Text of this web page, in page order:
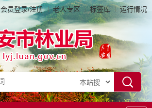
会员登录/注册 老人专区 标签库 运行情况